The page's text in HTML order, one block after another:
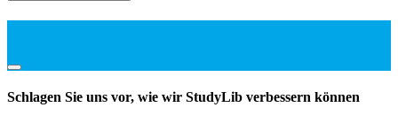
Schlagen Sie uns vor, wie wir StudyLib verbessern können